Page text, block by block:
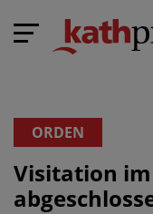
ORDEN
Visitation